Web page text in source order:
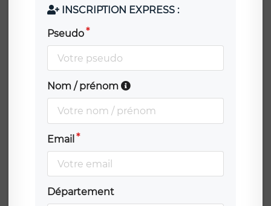
INSCRIPTION EXPRESS :
Pseudo
Nom / prénom
Email
Département